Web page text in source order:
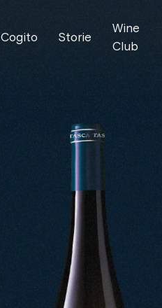
Cogito Storie
Wine
Club